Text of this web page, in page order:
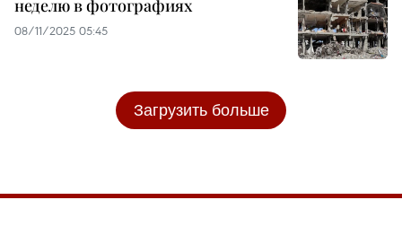
неделю в фотографиях
08/11/2025 05:45
Загрузить больше